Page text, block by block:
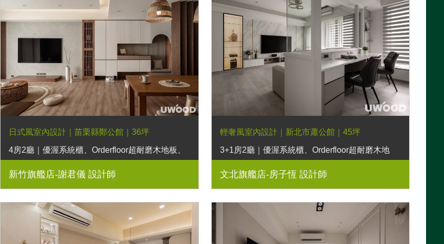
日式風室內設計｜苗栗縣鄭公館｜36坪
4房2廳｜優渥系統櫃、Orderfloor超耐磨木地板、
格柵壁板、藝術漆
新竹旗艦店-謝君儀 設計師
輕奢風室內設計｜新北市蕭公館｜45坪
3+1房2廳｜優渥系統櫃、Orderfloor超耐磨木地
板、經典多功能邊几、可可微晶石餐桌、朗伊爾餐
椅、湖濱長凳、貝蒂床墊
文北旗艦店-房子恆 設計師